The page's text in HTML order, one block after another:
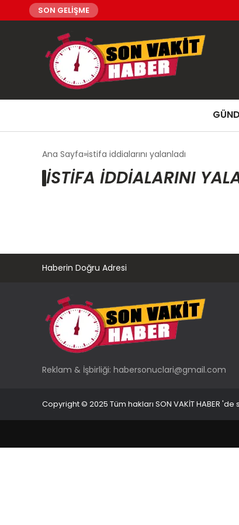
SON GELİŞME
Ana Sayfa istifa iddialarını yalanladı
ISTIFA IDDIALARINI
Haberin Doğru Adresi
Reklam & İşbirliği: habersonuclari@gmail.com
Copyright © 2025 Tüm hakları SON VAKİT HABER 'de